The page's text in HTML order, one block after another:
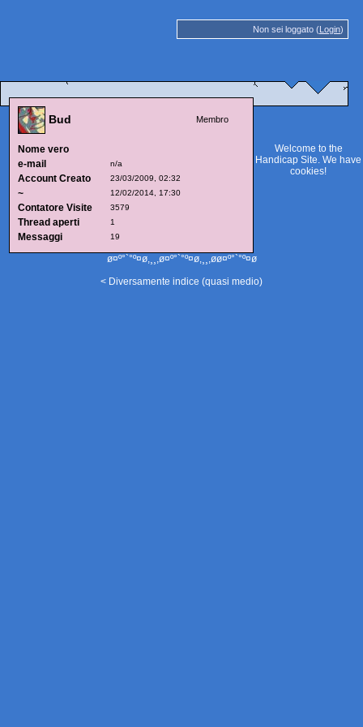
Non sei loggato (Login)
Bud Membro
Nome vero
e-mail
n/a
Account Creato 23/03/2009, 02:32
~ 12/02/2014, 17:30
Contatore Visite 3579
Thread aperti 1
Messaggi 19
Welcome to the
Handicap Site. We have
cookies!
ø¤º°`°º¤ø,¸¸,ø¤º°`°º¤ø,¸¸,øø¤º°`°º¤ø
< Diversamente indice (quasi medio)